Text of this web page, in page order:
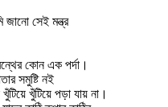
সেই মন্ত্র
কোন এক পর্দা।
সমুষ্টি নই
খুঁটিয়ে পড়া যায় না।